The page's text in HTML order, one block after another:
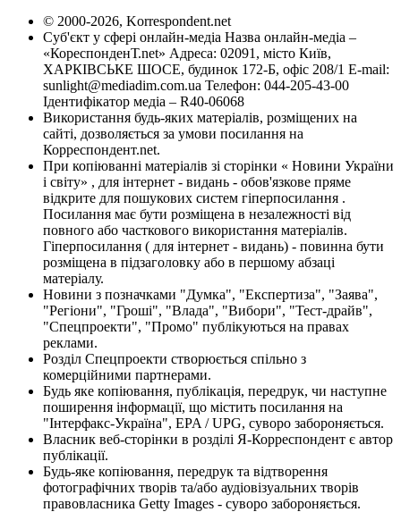
© 2000-2026, Korrespondent.net
Суб'єкт у сфері онлайн-медіа Назва онлайн-медіа –
«КореспонденТ.net» Адреса: 02091, місто Київ,
ХАРКІВСЬКЕ ШОСЕ, будинок 172-Б, офіс 208/1 E-mail:
sunlight@mediadim.com.ua Телефон: 044-205-43-00
Ідентифікатор медіа – R40-06068
Використання будь-яких матеріалів, розміщених на
сайті, дозволяється за умови посилання на
Корреспондент.net.
При копіюванні матеріалів зі сторінки « Новини України
і світу» , для інтернет - видань - обов'язкове пряме
відкрите для пошукових систем гіперпосилання .
Посилання має бути розміщена в незалежності від
повного або часткового використання матеріалів.
Гіперпосилання ( для інтернет - видань) - повинна бути
розміщена в підзаголовку або в першому абзаці
матеріалу.
Новини з позначками "Думка", "Експертиза", "Заява",
"Регіони", "Гроші", "Влада", "Вибори", "Тест-драйв",
"Спецпроекти", "Промо" публікуються на правах
реклами.
Розділ Спецпроекти створюється спільно з
комерційними партнерами.
Будь яке копіювання, публікація, передрук, чи наступне
поширення інформації, що містить посилання на
"Інтерфакс-Україна", EPA / UPG, суворо забороняється.
Власник веб-сторінки в розділі Я-Корреспондент є автор
публікації.
Будь-яке копіювання, передрук та відтворення
фотографічних творів та/або аудіовізуальних творів
правовласника Getty Images - суворо забороняється.